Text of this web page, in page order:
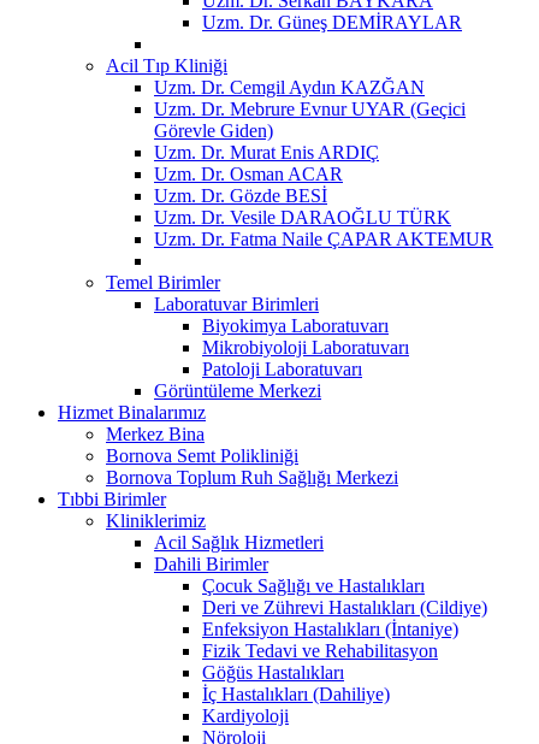
Uzm. Dr. Güneş DEMİRAYLAR
Acil Tıp Kliniği
Uzm. Dr. Cemgil Aydın KAZĞAN
Uzm. Dr. Mebrure Evnur UYAR (Geçici
Görevle Giden)
Uzm. Dr. Murat Enis ARDIÇ
Uzm. Dr. Osman ACAR
Uzm. Dr. Gözde BESİ
Uzm. Dr. Vesile DARAOĞLU TÜRK
Uzm. Dr. Fatma Naile ÇAPAR AKTEMUR
Temel Birimler
Laboratuvar Birimleri
Biyokimya Laboratuvarı
Mikrobiyoloji Laboratuvarı
Patoloji Laboratuvarı
Görüntüleme Merkezi
Hizmet Binalarımız
Merkez Bina
Bornova Semt Polikliniği
Bornova Toplum Ruh Sağlığı Merkezi
Tıbbi Birimler
Kliniklerimiz
Acil Sağlık Hizmetleri
Dahili Birimler
Çocuk Sağlığı ve Hastalıkları
Deri ve Zührevi Hastalıkları (Cildiye)
Enfeksiyon Hastalıkları (İntaniye)
Fizik Tedavi ve Rehabilitasyon
Göğüs Hastalıkları
İç Hastalıkları (Dahiliye)
Kardiyoloji
Nöroloji